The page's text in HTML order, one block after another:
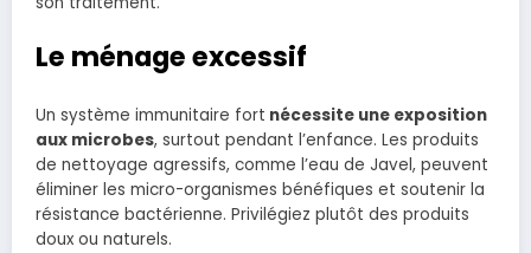
Le ménage excessif
Un système immunitaire fort nécessite une exposition
aux microbes, surtout pendant l’enfance. Les produits
de nettoyage agressifs, comme l’eau de Javel, peuvent
éliminer les micro-organismes bénéfiques et soutenir la
résistance bactérienne. Privilégiez plutôt des produits
doux ou naturels.